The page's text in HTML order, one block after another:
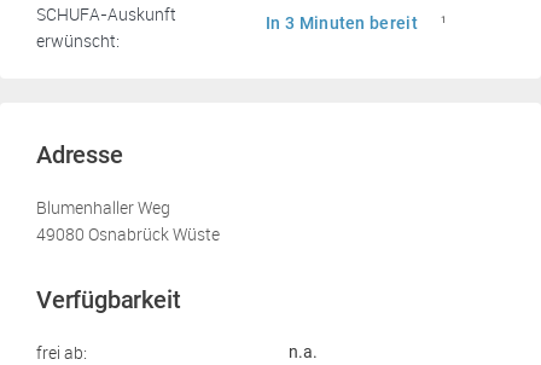
SCHUFA-Auskunft
erwünscht:
In 3 Minuten bereit 1
Adresse
Blumenhaller Weg
49080 Osnabrück Wüste
Verfügbarkeit
frei ab: n.a.